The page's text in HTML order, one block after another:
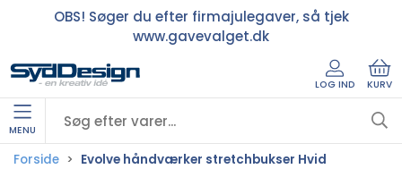
OBS! Søger du efter firmajulegaver, så tjek
www.gavevalget.dk
LOG IND KURV
MENU
Forside Evolve håndværker stretchbukser Hvid